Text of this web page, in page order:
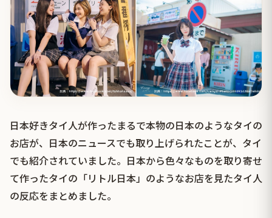
日本好きタイ人が作ったまるで本物の日本のようなタイの
お店が、日本のニュースでも取り上げられたことが、タイ
でも紹介されていました。日本から色々なものを取り寄せ
て作ったタイの「リトル日本」のようなお店を見たタイ人
の反応をまとめました。